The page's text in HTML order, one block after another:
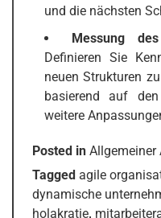
und die nächsten
Messung
Definieren Sie
neuen Strukturen
basierend auf den
weitere
Posted in Allgemeiner
Tagged agile
dynamische
holakratie,